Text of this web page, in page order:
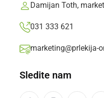
Damijan Toth,
031 333 621
marketing@prlekija-
Sledite nam
Taja